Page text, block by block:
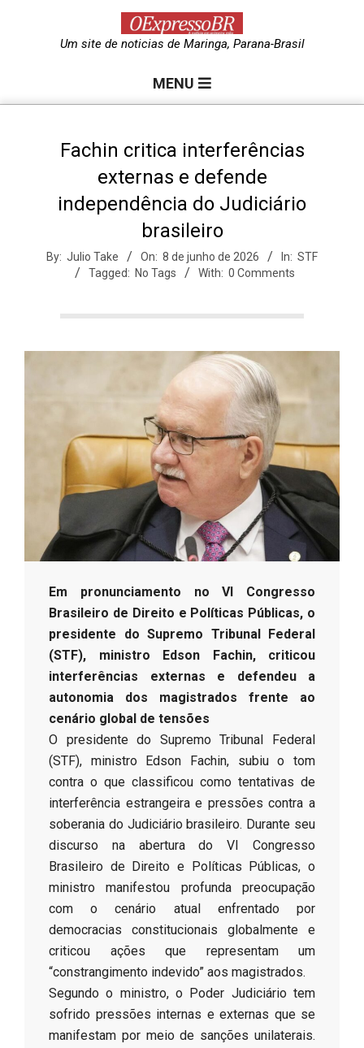
e
s
r
Um site de noticias de Maringa, Parana-Brasil
MENU
Fachin critica interferências
externas e defende
independência do Judiciário
brasileiro
By: Julio Take On: 8 de junho de 2026 In: STF
Tagged: No Tags With: 0 Comments
Em pronunciamento no VI Congresso
Brasileiro de Direito e Políticas Públicas, o
presidente do Supremo Tribunal Federal
(STF), ministro Edson Fachin, criticou
interferências externas e defendeu a
autonomia dos magistrados frente ao
cenário global de tensões
O presidente do Supremo Tribunal Federal
(STF), ministro Edson Fachin, subiu o tom
contra o que classificou como tentativas de
interferência estrangeira e pressões contra a
soberania do Judiciário brasileiro. Durante seu
discurso na abertura do VI Congresso
Brasileiro de Direito e Políticas Públicas, o
ministro manifestou profunda preocupação
com o cenário atual enfrentado por
democracias constitucionais globalmente e
criticou ações que representam um
“constrangimento indevido” aos magistrados.
Segundo o ministro, o Poder Judiciário tem
sofrido pressões internas e externas que se
manifestam por meio de sanções unilaterais.